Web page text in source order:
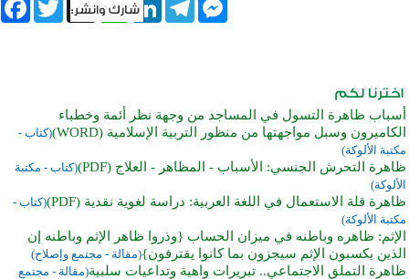
أسباب ظاهرة التسول في المساجد من وجهة نظر أئمة وخطباء
الكاميرون وسبل مواجهتها من منظور التربية الإسلامية (WORD)
(كتاب -
مكتبة الألوكة)
ظاهرة التحرش الجنسي: الأسباب - المظاهر - العلاج (PDF)
(كتاب - مكتبة
الألوكة)
ظاهرة قلة الاستعمال في اللغة العربية: دراسة لغوية نقدية (PDF)
(كتاب -
مكتبة الألوكة)
الإثم: ظاهره وباطنه في ميزان الحساب {وذروا ظاهر الإثم وباطنه إن
الذين يكسبون الإثم سيجزون بما كانوا يقترفون}(مقالة - مجتمع وإصلاح)
ظاهرة التملق الاجتماعي.. تبريرات واهية وتداعيات سلبية(مقالة - مجتمع